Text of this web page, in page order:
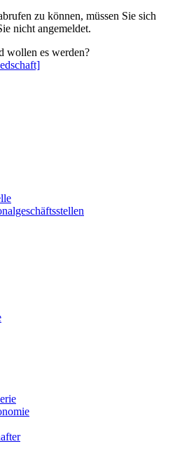
zu können, müssen Sie sich
nicht angemeldet.
wollen es werden?